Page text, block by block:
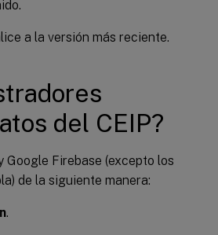
a la versión más reciente.
del CEIP?
Google Firebase (excepto los
de la siguiente manera:
.